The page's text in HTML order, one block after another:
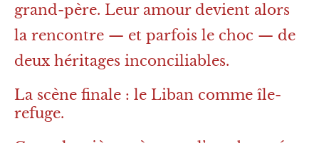
grand-père. Leur amour devient alors
la rencontre — et parfois le choc — de
deux héritages inconciliables.
La scène finale : le Liban comme île-
refuge.